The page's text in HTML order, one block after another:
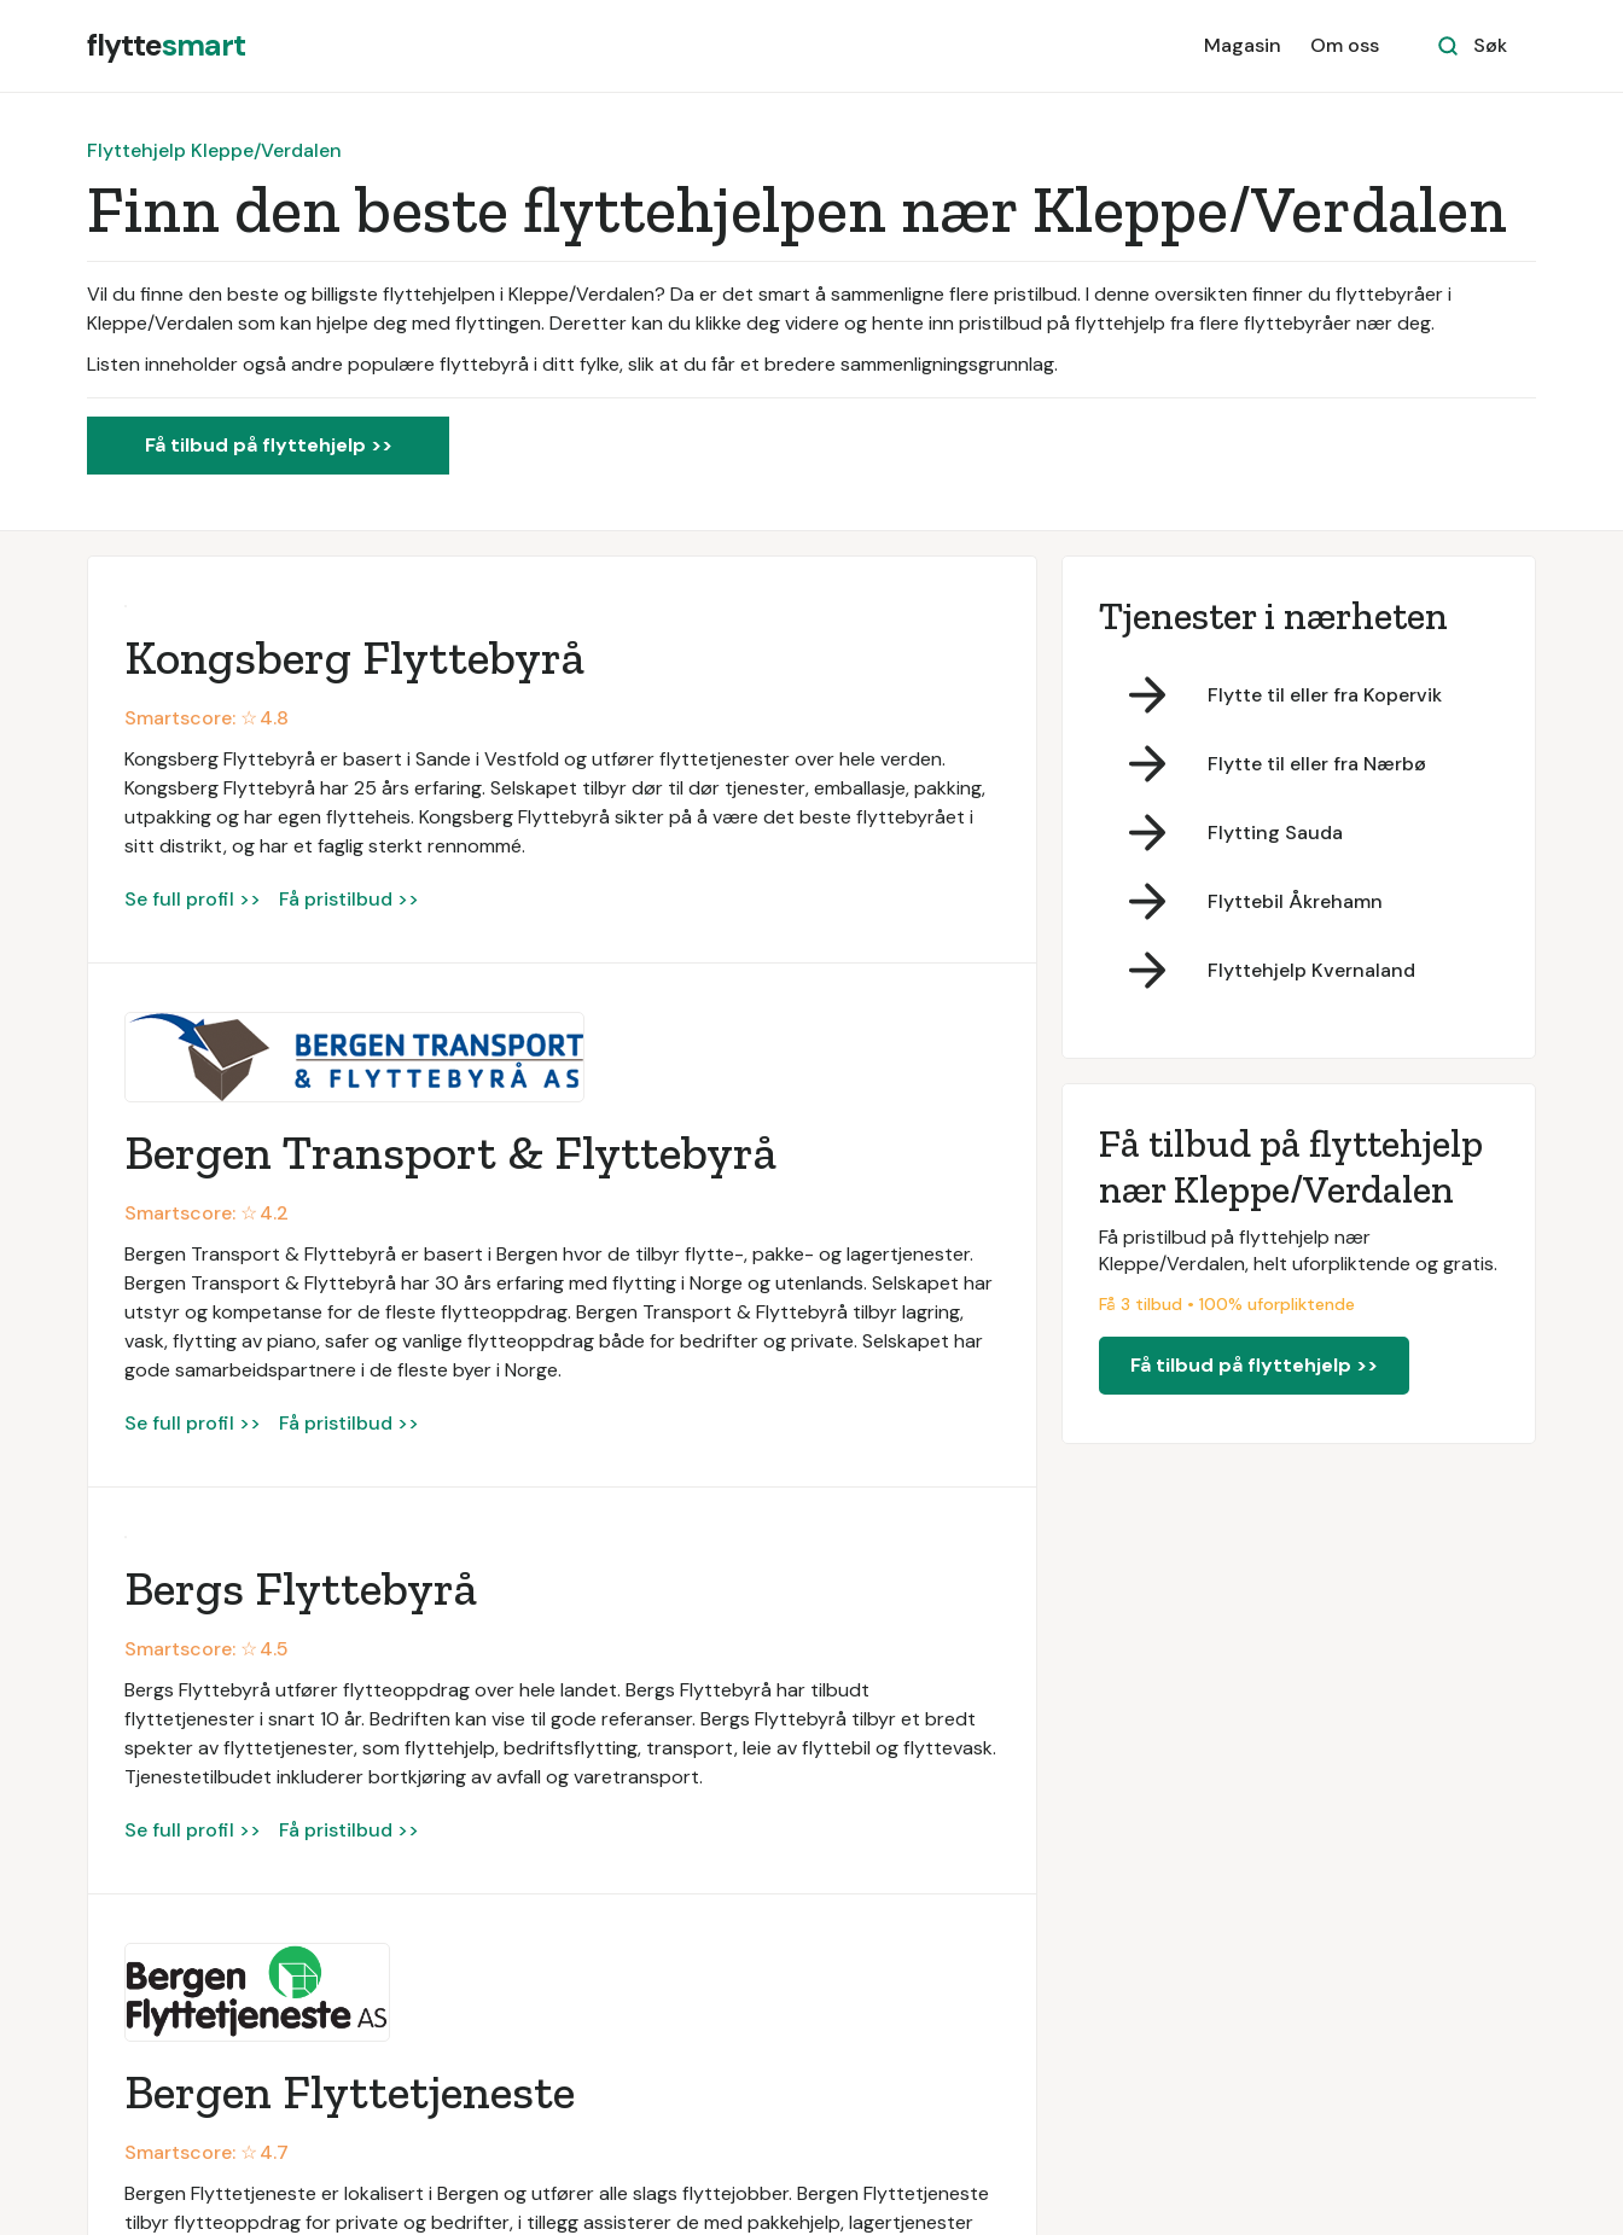
flyttesmart Magasin Om oss Søk
Flyttehjelp Kleppe/Verdalen
Finn den beste flyttehjelpen nær Kleppe/Verdalen
Vil du finne den beste og billigste flyttehjelpen i Kleppe/Verdalen? Da er det smart å sammenligne flere pristilbud. I denne oversikten finner du flyttebyråer i
Kleppe/Verdalen som kan hjelpe deg med flyttingen. Deretter kan du klikke deg videre og hente inn pristilbud på flyttehjelp fra flere flyttebyråer nær deg.
Listen inneholder også andre populære flyttebyrå i ditt fylke, slik at du får et bredere sammenligningsgrunnlag.
Få tilbud på flyttehjelp >>
Kongsberg Flyttebyrå
Smartscore: ☆4.8
Kongsberg Flyttebyrå er basert i Sande i Vestfold og utfører flyttetjenester over hele verden.
Kongsberg Flyttebyrå har 25 års erfaring. Selskapet tilbyr dør til dør tjenester, emballasje, pakking,
utpakking og har egen flytteheis. Kongsberg Flyttebyrå sikter på å være det beste flyttebyrået i
sitt distrikt, og har et faglig sterkt rennommé.
Se full profil >> Få pristilbud >>
Bergen Transport & Flyttebyrå
Smartscore: ☆4.2
Bergen Transport & Flyttebyrå er basert i Bergen hvor de tilbyr flytte-, pakke- og lagertjenester.
Bergen Transport & Flyttebyrå har 30 års erfaring med flytting i Norge og utenlands. Selskapet har
utstyr og kompetanse for de fleste flytteoppdrag. Bergen Transport & Flyttebyrå tilbyr lagring,
vask, flytting av piano, safer og vanlige flytteoppdrag både for bedrifter og private. Selskapet har
gode samarbeidspartnere i de fleste byer i Norge.
Se full profil >> Få pristilbud >>
Bergs Flyttebyrå
Smartscore: ☆4.5
Bergs Flyttebyrå utfører flytteoppdrag over hele landet. Bergs Flyttebyrå har tilbudt
flyttetjenester i snart 10 år. Bedriften kan vise til gode referanser. Bergs Flyttebyrå tilbyr et bredt
spekter av flyttetjenester, som flyttehjelp, bedriftsflytting, transport, leie av flyttebil og flyttevask.
Tjenestetilbudet inkluderer bortkjøring av avfall og varetransport.
Se full profil >> Få pristilbud >>
Bergen Flyttetjeneste
Smartscore: ☆4.7
Bergen Flyttetjeneste er lokalisert i Bergen og utfører alle slags flyttejobber. Bergen Flyttetjeneste
tilbyr flytteoppdrag for private og bedrifter, i tillegg assisterer de med pakkehjelp, lagertjenester
Tjenester i nærheten
Flytte til eller fra Kopervik
Flytte til eller fra Nærbø
Flytting Sauda
Flyttebil Åkrehamn
Flyttehjelp Kvernaland
Få tilbud på flyttehjelp
nær Kleppe/Verdalen
Få pristilbud på flyttehjelp nær
Kleppe/Verdalen, helt uforpliktende og gratis.
Få 3 tilbud • 100% uforpliktende
Få tilbud på flyttehjelp >>